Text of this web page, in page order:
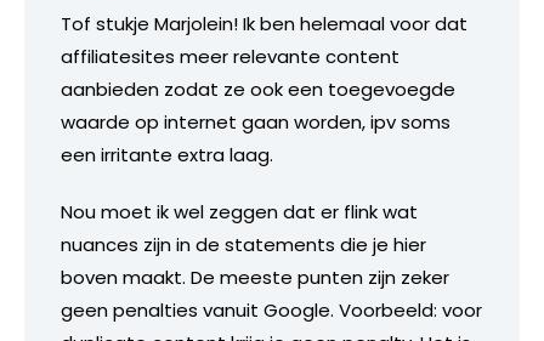
Tof stukje Marjolein! Ik ben helemaal voor dat
affiliatesites meer relevante content
aanbieden zodat ze ook een toegevoegde
waarde op internet gaan worden, ipv soms
een irritante extra laag.
Nou moet ik wel zeggen dat er flink wat
nuances zijn in de statements die je hier
boven maakt. De meeste punten zijn zeker
geen penalties vanuit Google. Voorbeeld: voor